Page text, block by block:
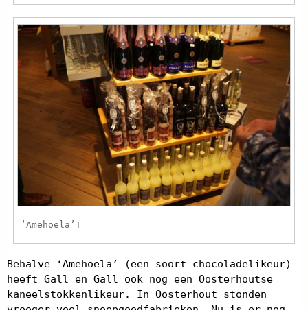
‘Amehoela’!
Behalve ‘Amehoela’ (een soort chocoladelikeur)
heeft Gall en Gall ook nog een Oosterhoutse
kaneelstokkenlikeur. In Oosterhout stonden